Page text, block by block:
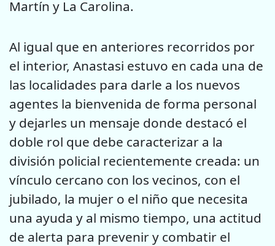
Martín y La Carolina.
Al igual que en anteriores recorridos por
el interior, Anastasi estuvo en cada una de
las localidades para darle a los nuevos
agentes la bienvenida de forma personal
y dejarles un mensaje donde destacó el
doble rol que debe caracterizar a la
división policial recientemente creada: un
vínculo cercano con los vecinos, con el
jubilado, la mujer o el niño que necesita
una ayuda y al mismo tiempo, una actitud
de alerta para prevenir y combatir el